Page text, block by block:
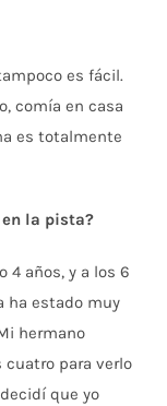
es fácil.
comía en casa
es totalmente
la pista?
4 años, y a los 6
ha estado muy
hermano
para verlo
que yo